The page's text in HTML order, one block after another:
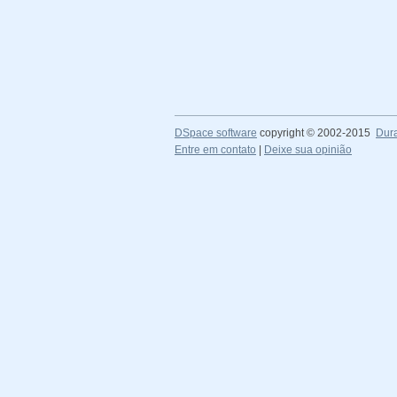
DSpace software copyright © 2002-2015
Entre em contato
Deixe sua opinião